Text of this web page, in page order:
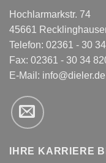
Hochlarmarkstr. 74
45661
Telefon: 02361 - 30
Fax: 02361 - 30 34
E-Mail: info@dieler.de
IHRE KARRIERE